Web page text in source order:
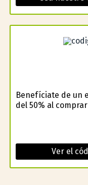
Benefíciate de un
del 50% al
Ver el